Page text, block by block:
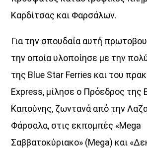
Καρδίτσας και Φαρσάλων.
Για την σπουδαία αυτή
την οποία υλοποίησε με την
της Blue Star Ferries και του
Express, μίλησε ο Πρόεδρος της
Καπούνης, ζωντανά από την
Φάρσαλα, στις εκπομπές «Mega
Σαββατοκύριακο» (Mega) και